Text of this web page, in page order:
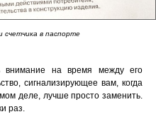
счетчика в паспорте
внимание на время между его
сигнализирующее вам, когда
деле, лучше просто заменить.
раз.